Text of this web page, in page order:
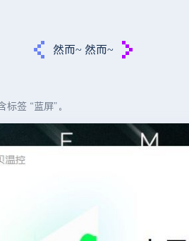
然而~ 然而~
标签 “蓝屏”。